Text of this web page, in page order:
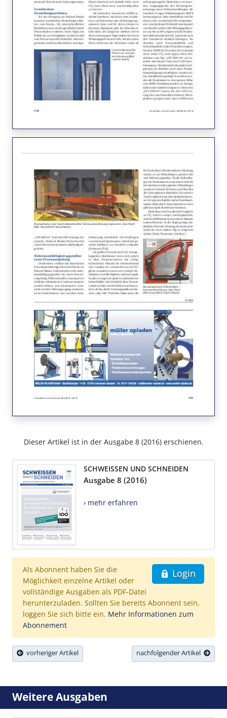
Dieser Artikel ist in der Ausgabe 8 (2016) erschienen.
SCHWEISSEN UND SCHNEIDEN
Ausgabe 8 (2016)
› mehr erfahren
Login
Als Abonnent haben Sie die
Möglichkeit einzelne Artikel oder
vollständige Ausgaben als PDF-Datei
herunterzuladen. Sollten Sie bereits Abonnent sein,
loggen Sie sich bitte ein. Mehr Informationen zum
Abonnement
vorheriger Artikel nachfolgender Artikel
Weitere Ausgaben